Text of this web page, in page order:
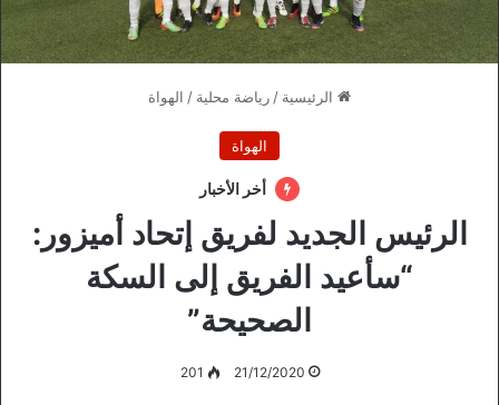
الرئيسية / رياضة محلية / الهواة
الهواة
أخر الأخبار
الرئيس الجديد لفريق إتحاد أميزور:
“سأعيد الفريق إلى السكة
الصحيحة”
21/12/2020
201